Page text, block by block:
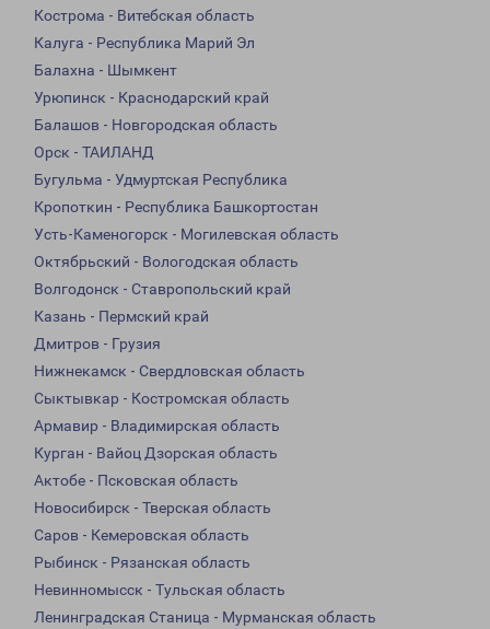
Кострома - Витебская область
Калуга - Республика Марий Эл
Балахна - Шымкент
Урюпинск - Краснодарский край
Балашов - Новгородская область
Орск - ТАИЛАНД
Бугульма - Удмуртская Республика
Кропоткин - Республика Башкортостан
Усть-Каменогорск - Могилевская область
Октябрьский - Вологодская область
Волгодонск - Ставропольский край
Казань - Пермский край
Дмитров - Грузия
Нижнекамск - Свердловская область
Сыктывкар - Костромская область
Армавир - Владимирская область
Курган - Вайоц Дзорская область
Актобе - Псковская область
Новосибирск - Тверская область
Саров - Кемеровская область
Рыбинск - Рязанская область
Невинномысск - Тульская область
Ленинградская Станица - Мурманская область